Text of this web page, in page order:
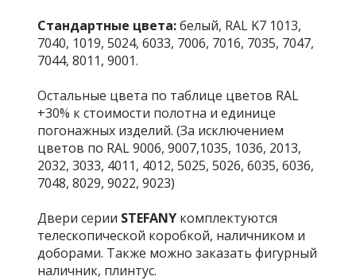
Стандартные цвета:белый, RAL K7 1013,
7040, 1019, 5024, 6033, 7006, 7016, 7035, 7047,
7044, 8011, 9001.
Остальные цвета по таблице цветов RAL
+30% к стоимости полотна и единице
погонажных изделий. (За исключением
цветов по RAL 9006, 9007,1035, 1036, 2013,
2032, 3033, 4011, 4012, 5025, 5026, 6035, 6036,
7048, 8029, 9022, 9023)
Двери серии STEFANY комплектуются
телескопической коробкой, наличником и
доборами. Также можно заказать фигурный
наличник, плинтус.